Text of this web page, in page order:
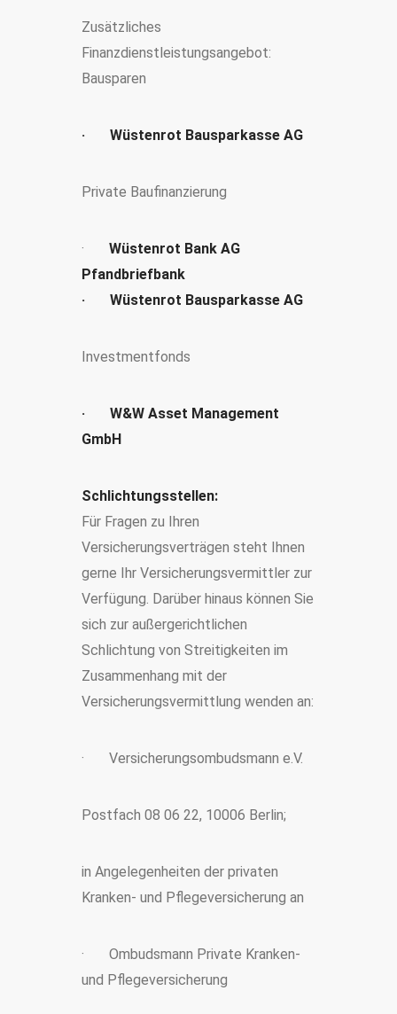
Zusätzliches
Finanzdienstleistungsangebot:
Bausparen
· Wüstenrot Bausparkasse AG
Private Baufinanzierung
·
Wüstenrot Bank AG
Pfandbriefbank
· Wüstenrot Bausparkasse AG
Investmentfonds
· W&W Asset Management
GmbH
Schlichtungsstellen:
Für Fragen zu Ihren
Versicherungsverträgen steht Ihnen
gerne Ihr Versicherungsvermittler zur
Verfügung. Darüber hinaus können Sie
sich zur außergerichtlichen
Schlichtung von Streitigkeiten im
Zusammenhang mit der
Versicherungsvermittlung wenden an:
· Versicherungsombudsmann e.V.
Postfach 08 06 22, 10006 Berlin;
in Angelegenheiten der privaten
Kranken- und Pflegeversicherung an
· Ombudsmann Private Kranken-
und Pflegeversicherung